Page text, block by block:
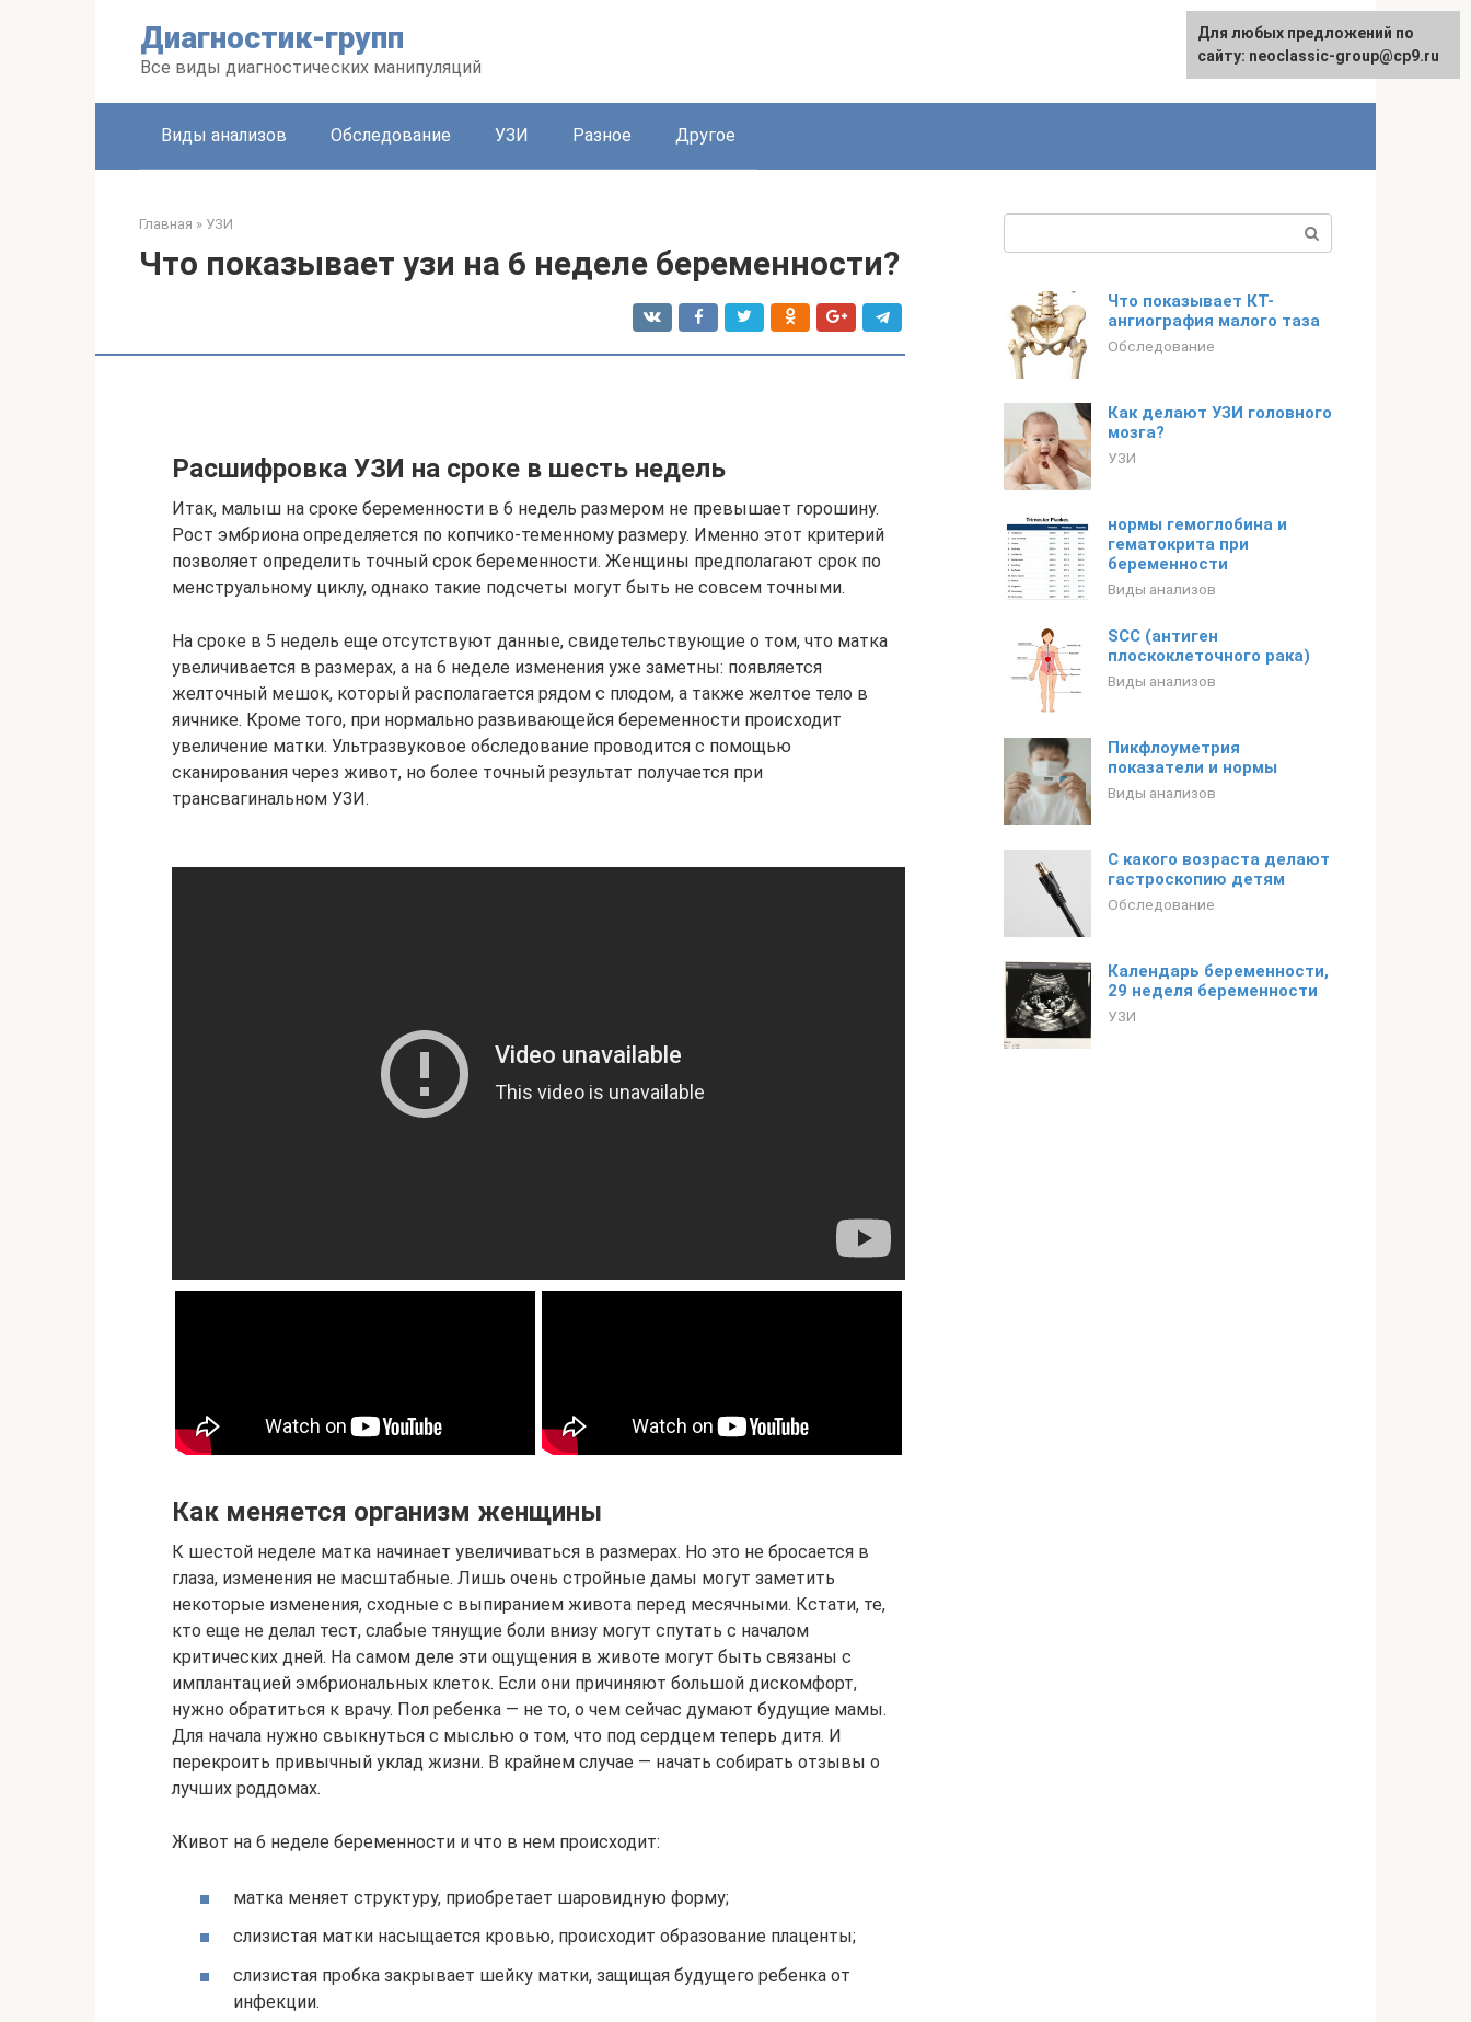
Диагностик-групп
Все виды диагностических манипуляций
Виды анализов Обследование УЗИ Разное Другое
Главная » УЗИ
Что показывает узи на 6 неделе беременности?
Расшифровка УЗИ на сроке в шесть недель
Итак, малыш на сроке беременности в 6 недель размером не превышает горошину.
Рост эмбриона определяется по копчико-теменному размеру. Именно этот критерий
позволяет определить точный срок беременности. Женщины предполагают срок по
менструальному циклу, однако такие подсчеты могут быть не совсем точными.
На сроке в 5 недель еще отсутствуют данные, свидетельствующие о том, что матка
увеличивается в размерах, а на 6 неделе изменения уже заметны: появляется
желточный мешок, который располагается рядом с плодом, а также желтое тело в
яичнике. Кроме того, при нормально развивающейся беременности происходит
увеличение матки. Ультразвуковое обследование проводится с помощью
сканирования через живот, но более точный результат получается при
трансвагинальном УЗИ.
Как меняется организм женщины
К шестой неделе матка начинает увеличиваться в размерах. Но это не бросается в
глаза, изменения не масштабные. Лишь очень стройные дамы могут заметить
некоторые изменения, сходные с выпиранием живота перед месячными. Кстати, те,
кто еще не делал тест, слабые тянущие боли внизу могут спутать с началом
критических дней. На самом деле эти ощущения в животе могут быть связаны с
имплантацией эмбриональных клеток. Если они причиняют большой дискомфорт,
нужно обратиться к врачу. Пол ребенка — не то, о чем сейчас думают будущие мамы.
Для начала нужно свыкнуться с мыслью о том, что под сердцем теперь дитя. И
перекроить привычный уклад жизни. В крайнем случае — начать собирать отзывы о
лучших роддомах.
Живот на 6 неделе беременности и что в нем происходит:
матка меняет структуру, приобретает шаровидную форму;
слизистая матки насыщается кровью, происходит образование плаценты;
слизистая пробка закрывает шейку матки, защищая будущего ребенка от
инфекции.
Что показывает КТ-
ангиография малого таза
Обследование
Как делают УЗИ головного
мозга?
УЗИ
нормы гемоглобина и
гематокрита при
беременности
Виды анализов
SCC (антиген
плоскоклеточного рака)
Виды анализов
Пикфлоуметрия
показатели и нормы
Виды анализов
С какого возраста делают
гастроскопию детям
Обследование
Календарь беременности,
29 неделя беременности
УЗИ
Для любых предложений по
сайту: neoclassic-group@cp9.ru